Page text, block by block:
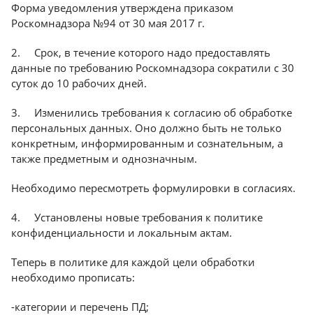
Форма уведомления утверждена приказом
Роскомнадзора №94 от 30 мая 2017 г.
2. Срок, в течение которого надо предоставлять
данные по требованию Роскомнадзора сократили с 30
суток до 10 рабочих дней.
3. Изменились требования к согласию об обработке
персональных данных. Оно должно быть не только
конкретным, информированным и сознательным, а
также предметным и однозначным.
Необходимо пересмотреть формулировки в согласиях.
4. Установлены новые требования к политике
конфиденциальности и локальным актам.
Теперь в политике для каждой цели обработки
необходимо прописать:
-категории и перечень ПД;